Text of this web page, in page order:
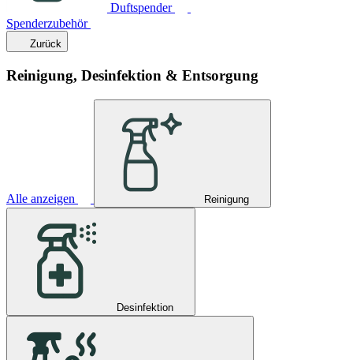
Duftspender
Spenderzubehör
Zurück
Reinigung, Desinfektion & Entsorgung
Alle anzeigen Reinigung
Desinfektion